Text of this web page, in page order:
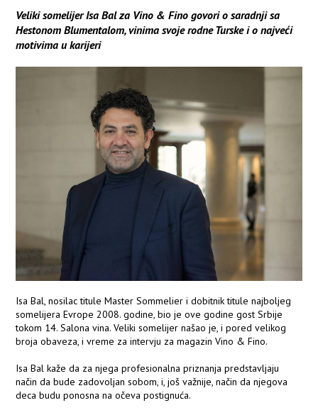
Veliki somelijer Isa Bal za Vino & Fino govori o saradnji sa
Hestonom Blumentalom, vinima svoje rodne Turske i o najveći
motivima u karijeri
Isa Bal, nosilac titule Master Sommelier i dobitnik titule najboljeg
somelijera Evrope 2008. godine, bio je ove godine gost Srbije
tokom 14. Salona vina. Veliki somelijer našao je, i pored velikog
broja obaveza, i vreme za intervju za magazin Vino & Fino.
Isa Bal kaže da za njega profesionalna priznanja predstavljaju
način da bude zadovoljan sobom, i, još važnije, način da njegova
deca budu ponosna na očeva postignuća.